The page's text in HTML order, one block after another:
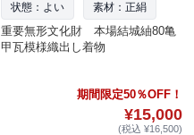
状態：よい 素材：正絹
重要無形文化財 本場結城紬80亀
甲瓦模様織出し着物
期間限定50％OFF！
¥15,000
(税込 ¥16,500)